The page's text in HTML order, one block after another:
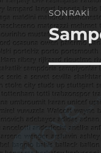
SONRAKI
Sonraki
yazı: